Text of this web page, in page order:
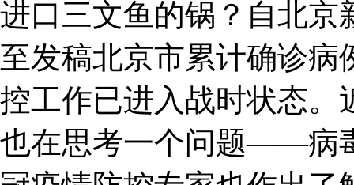
进口三文鱼的锅？自北京
至发稿北京市累计确诊病
控工作已进入战时状态。
也在思考一个问题——病